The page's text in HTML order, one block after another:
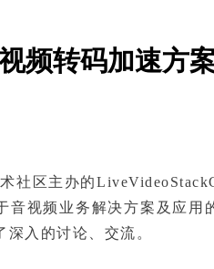
频转码加速方
社区主办的
音视频业务解决方案及应
入的讨论、交流。